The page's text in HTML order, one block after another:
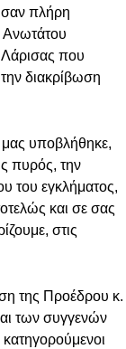
πλήρη
Ανωτάτου
Λάρισας που
διακρίβωση
μας υποβλήθηκε,
πυρός, την
του εγκλήματος,
και σε σας
στις
της Προέδρου κ.
των συγγενών